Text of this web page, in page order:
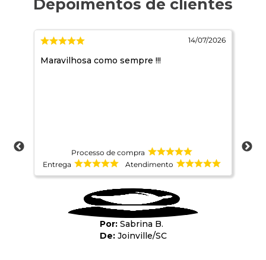
14/07/2026
Maravilhosa como sempre !!!
Processo de compra
Entrega
Atendimento
Sabrina B.
Joinville/SC